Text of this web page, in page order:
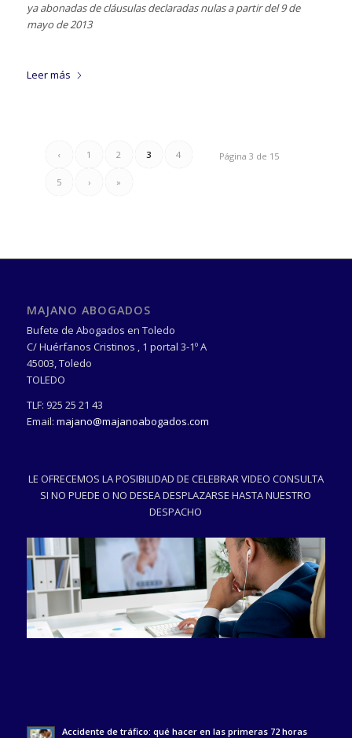
ya abonadas de cláusulas declaradas nulas a partir del 9 de
mayo de 2013
Leer más
Página 3 de 15
‹ 1 2 3 4
5 › »
MAJANO ABOGADOS
Bufete de Abogados en Toledo
C/ Huérfanos Cristinos , 1 portal 3-1º A
45003,Toledo
TOLEDO
TLF: 925 25 21 43
Email: majano@majanoabogados.com
LE OFRECEMOS LA POSIBILIDAD DE CELEBRAR VIDEO CONSULTA
SI NO PUEDE O NO DESEA DESPLAZARSE HASTA NUESTRO
DESPACHO
Accidente de tráfico: qué hacer en las primeras 72 horas